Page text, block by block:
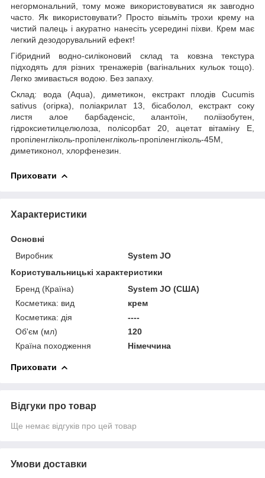
негормональний, тому може використовуватися як завгодно
часто. Як використовувати? Просто візьміть трохи крему на
чистий палець і акуратно нанесіть усередині піхви. Крем має
легкий дезодорувальний ефект!
Гібридний водно-силіконовий склад та ковзна текстура
підходять для різних тренажерів (вагінальних кульок тощо).
Легко змивається водою. Без запаху.
Склад: вода (Aqua), диметикон, екстракт плодів Cucumis
sativus (огірка), поліакрилат 13, бісаболол, екстракт соку
листя алое барбаденсіс, алантоїн, поліізобутен,
гідроксиетилцелюлоза, полісорбат 20, ацетат вітаміну E,
пропіленгліколь-пропіленгліколь-пропіленгліколь-45M,
диметиконол, хлорфенезин.
Приховати
Характеристики
Основні
Виробник
System JO
Користувальницькі характеристики
Бренд (Країна)
System JO (США)
Косметика: вид
крем
Косметика: дія
----
Об'єм (мл)
120
Країна походження
Німеччина
Приховати
Відгуки про товар
Ще немає відгуків про цей товар
Умови доставки